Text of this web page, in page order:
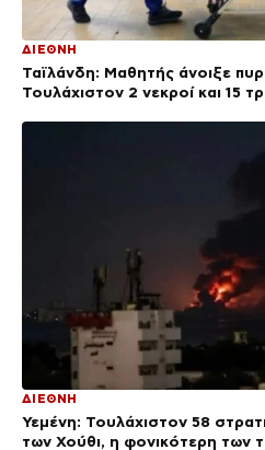
ΔΙΕΘΝΗ
Ταϊλάνδη: Μαθητής άνοιξε
Τουλάχιστον 2 νεκροί και 15
ΔΙΕΘΝΗ
Υεμένη: Τουλάχιστον 58
των Χούθι, η φονικότερη των